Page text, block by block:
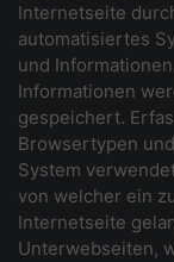
Internetseite
automatisiertes
und
Informationen
gespeichert.
Browsertypen
System
von welcher ein
Internetseite
Unterwebseiten,